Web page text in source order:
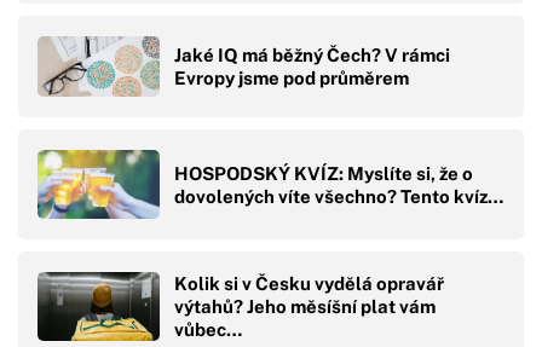
Jaké IQ má běžný Čech? V rámci
Evropy jsme pod průměrem
HOSPODSKÝ KVÍZ: Myslíte si, že o
dovolených víte všechno? Tento kvíz…
Kolik si v Česku vydělá opravář
výtahů? Jeho měsíšní plat vám
vůbec…